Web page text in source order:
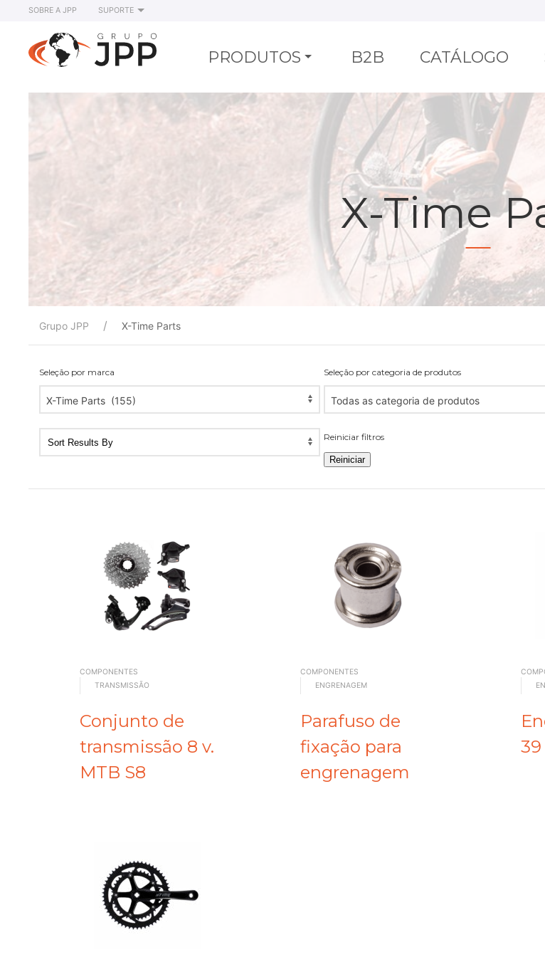
SOBRE A JPP SUPORTE
PRODUTOS B2B CATÁLOGO
X-Time
Grupo JPP X-Time Parts
Seleção por marca
X-Time Parts (155)
Seleção por categoria de produtos
Seleção
por
de
produtos
Todas as categoria de produtos
Reiniciar filtros
COMPONENTES
TRANSMISSÃO
Conjunto de
transmissão 8 v.
MTB S8
COMPONENTES
ENGRENAGEM
Parafuso de
fixação para
engrenagem
39